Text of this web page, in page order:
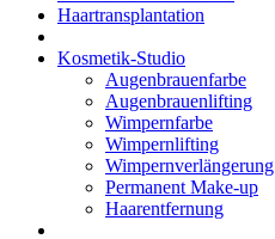
Haartransplantation
Kosmetik-Studio
Augenbrauenfarbe
Augenbrauenlifting
Wimpernfarbe
Wimpernlifting
Wimpernverlängerung
Permanent Make-up
Haarentfernung